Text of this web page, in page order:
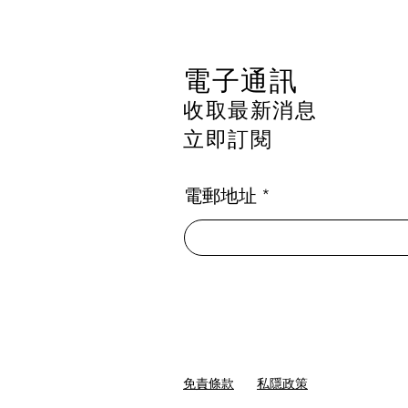
電子通訊
收取最新消息
立即訂閱
電郵地址
免責條款 私隱政策